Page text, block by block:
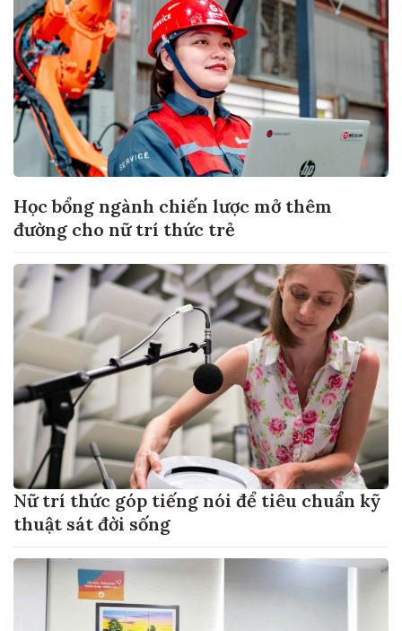
Học bổng ngành chiến lược mở thêm
đường cho nữ trí thức trẻ
Nữ trí thức góp tiếng nói để tiêu chuẩn kỹ
thuật sát đời sống